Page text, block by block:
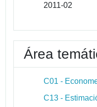
2011-02
Área
C01 -
C13 -